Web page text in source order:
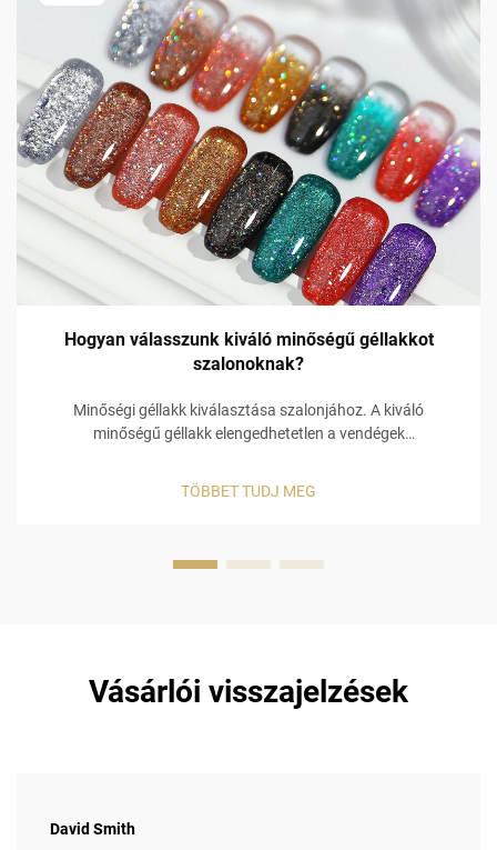
Hogyan válasszunk kiváló minőségű géllakkot
szalonoknak?
Minőségi géllakk kiválasztása szalonjához. A kiváló
minőségű géllakk elengedhetetlen a vendégek
azt várják, hogy manikűrjük hosszú ideig tartson, és ha a
TÖBBET TUDJ MEG
Vásárlói visszajelzések
David Smith